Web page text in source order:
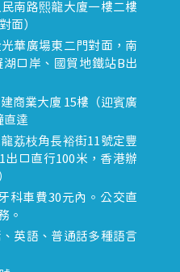
南路熙龍大廈一樓二樓
面）
華廣場東二門對面，南
口岸、國貿地鐵站B出
商業大廈 15樓（迎賓廣
直達
荔枝角長裕街11號定豐
出口直行100米，香港辦
科車費30元內。公交直
。
英語、普通話多種語言